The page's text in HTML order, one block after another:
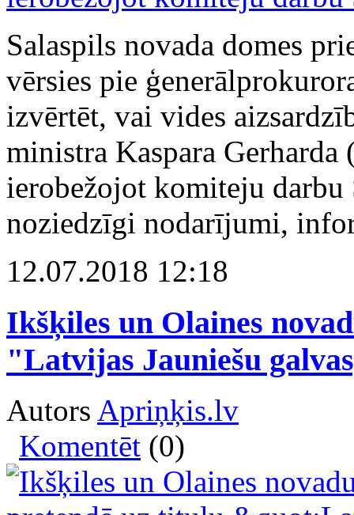
Salaspils novada domes
vērsies pie
izvērtēt, vai vides
ministra Kaspara
ierobežojot komiteju darbu
noziedzīgi nodarījumi,
12.07.2018 12:18
Ikšķiles un Olaines
"Latvijas Jauniešu
Autors Apriņķis.lv
Komentēt (0)